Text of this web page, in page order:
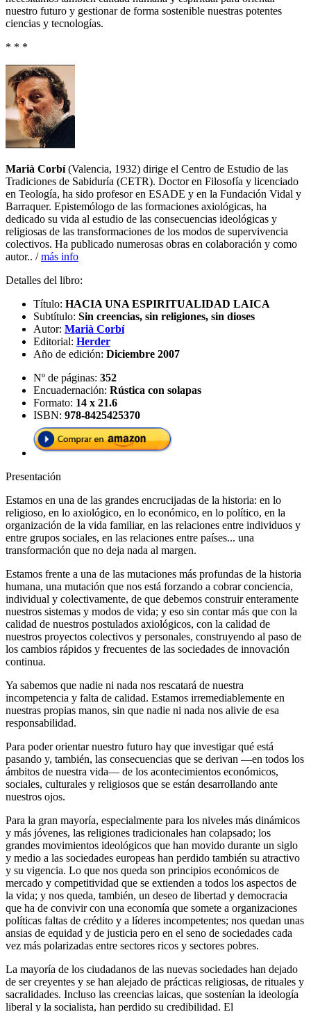
nuestro futuro y gestionar de forma sostenible nuestras potentes
ciencias y tecnologías.
* * *
Marià Corbí(Valencia, 1932) dirige el Centro de Estudio de las
Tradiciones de Sabiduría (CETR). Doctor en Filosofía y licenciado
en Teología, ha sido profesor en ESADE y en la Fundación Vidal y
Barraquer. Epistemólogo de las formaciones axiológicas, ha
dedicado su vida al estudio de las consecuencias ideológicas y
religiosas de las transformaciones de los modos de supervivencia
colectivos. Ha publicado numerosas obras en colaboración y como
autor.. /más info
Detalles del libro:
Título: HACIA UNA ESPIRITUALIDAD LAICA
Subtítulo: Sin creencias, sin religiones, sin dioses
Autor: Marià Corbí
Editorial: Herder
Año de edición: Diciembre 2007
Nº de páginas: 352
Encuadernación: Rústica con solapas
Formato: 14 x 21.6
ISBN: 978-8425425370
Presentación
Estamos en una de las grandes encrucijadas de la historia: en lo
religioso, en lo axiológico, en lo económico, en lo político, en la
organización de la vida familiar, en las relaciones entre individuos y
entre grupos sociales, en las relaciones entre países... una
transformación que no deja nada al margen.
Estamos frente a una de las mutaciones más profundas de la historia
humana, una mutación que nos está forzando a cobrar conciencia,
individual y colectivamente, de que debemos construir enteramente
nuestros sistemas y modos de vida; y eso sin contar más que con la
calidad de nuestros postulados axiológicos, con la calidad de
nuestros proyectos colectivos y personales, construyendo al paso de
los cambios rápidos y frecuentes de las sociedades de innovación
continua.
Ya sabemos que nadie ni nada nos rescatará de nuestra
incompetencia y falta de calidad. Estamos irremediablemente en
nuestras propias manos, sin que nadie ni nada nos alivie de esa
responsabilidad.
Para poder orientar nuestro futuro hay que investigar qué está
pasando y, también, las consecuencias que se derivan ―en todos los
ámbitos de nuestra vida― de los acontecimientos económicos,
sociales, culturales y religiosos que se están desarrollando ante
nuestros ojos.
Para la gran mayoría, especialmente para los niveles más dinámicos
y más jóvenes, las religiones tradicionales han colapsado; los
grandes movimientos ideológicos que han movido durante un siglo
y medio a las sociedades europeas han perdido también su atractivo
y su vigencia. Lo que nos queda son principios económicos de
mercado y competitividad que se extienden a todos los aspectos de
la vida; y nos queda, también, un deseo de libertad y democracia
que ha de convivir con una economía que somete a organizaciones
políticas faltas de crédito y a líderes incompetentes; nos quedan unas
ansias de equidad y de justicia pero en el seno de sociedades cada
vez más polarizadas entre sectores ricos y sectores pobres.
La mayoría de los ciudadanos de las nuevas sociedades han dejado
de ser creyentes y se han alejado de prácticas religiosas, de rituales y
sacralidades. Incluso las creencias laicas, que sostenían la ideología
liberal y la socialista, han perdido su credibilidad. El